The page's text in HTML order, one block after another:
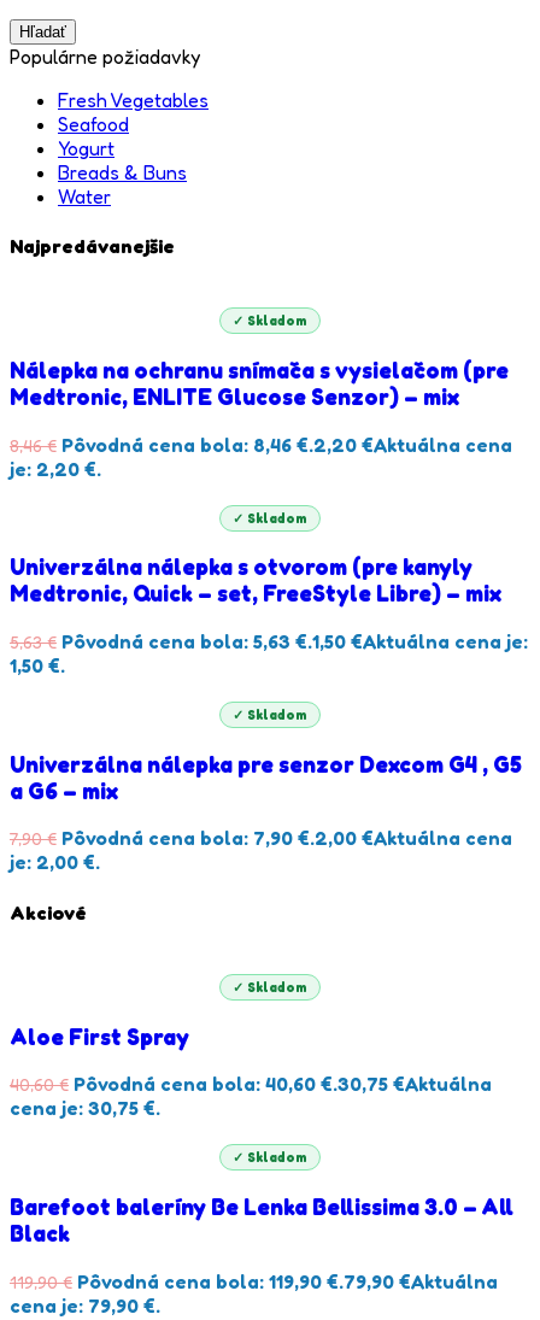
Hľadať
Populárne požiadavky
Fresh Vegetables
Seafood
Yogurt
Breads & Buns
Water
Najpredávanejšie
✓ Skladom
Nálepka na ochranu snímača s vysielačom (pre
Medtronic, ENLITE Glucose Senzor) – mix
8,46€ Pôvodná cena bola: 8,46 €.2,20 €Aktuálna cena
je: 2,20 €.
✓ Skladom
Univerzálna nálepka s otvorom (pre kanyly
Medtronic, Quick – set, FreeStyle Libre) – mix
5,63€ Pôvodná cena bola: 5,63 €.1,50 €Aktuálna cena je:
1,50 €.
✓ Skladom
Univerzálna nálepka pre senzor Dexcom G4 , G5
a G6 – mix
7,90€ Pôvodná cena bola: 7,90 €.2,00 €Aktuálna cena
je: 2,00 €.
Akciové
✓ Skladom
Aloe First Spray
40,60€ Pôvodná cena bola: 40,60 €.30,75 €Aktuálna
cena je: 30,75 €.
✓ Skladom
Barefoot baleríny Be Lenka Bellissima 3.0 – All
Black
119,90€ Pôvodná cena bola: 119,90 €.79,90 €Aktuálna
cena je: 79,90 €.